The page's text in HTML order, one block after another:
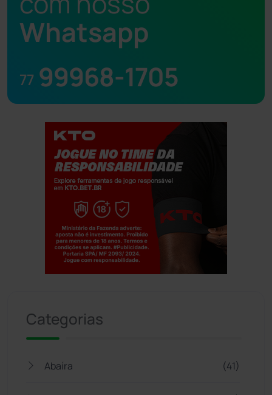
Whatsapp
77 99968-1705
Categorias
Abaíra (41)